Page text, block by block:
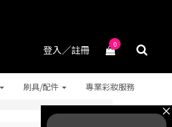
登入／註冊 0
刷具/配件
專業彩妝服務